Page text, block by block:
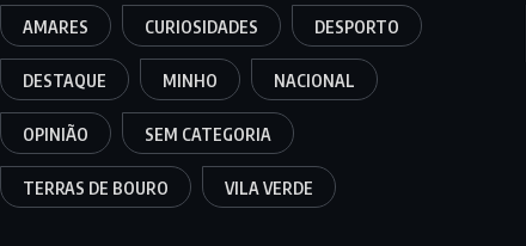
AMARES CURIOSIDADES DESPORTO
DESTAQUE MINHO NACIONAL
OPINIÃO SEM CATEGORIA
TERRAS DE BOURO VILA VERDE